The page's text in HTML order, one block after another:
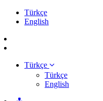
Türkçe
English
Türkçe
Türkçe
English